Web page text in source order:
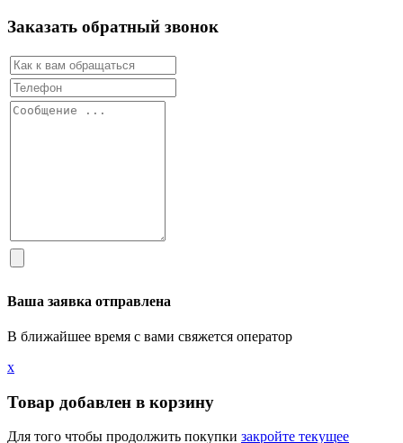
Заказать обратный звонок
Ваша заявка отправлена
В ближайшее время с вами свяжется оператор
х
Товар добавлен в корзину
Для того чтобы продолжить покупки закройте текущее